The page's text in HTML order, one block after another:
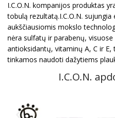
I.C.O.N. kompanijos produktas
tobulą rezultatą.I.C.O.N.
aukščiausiomis mokslo
nėra sulfatų ir parabenų,
antioksidantų, vitaminų A, C ir
tinkamos naudoti dažytiems
I.C.O.N.